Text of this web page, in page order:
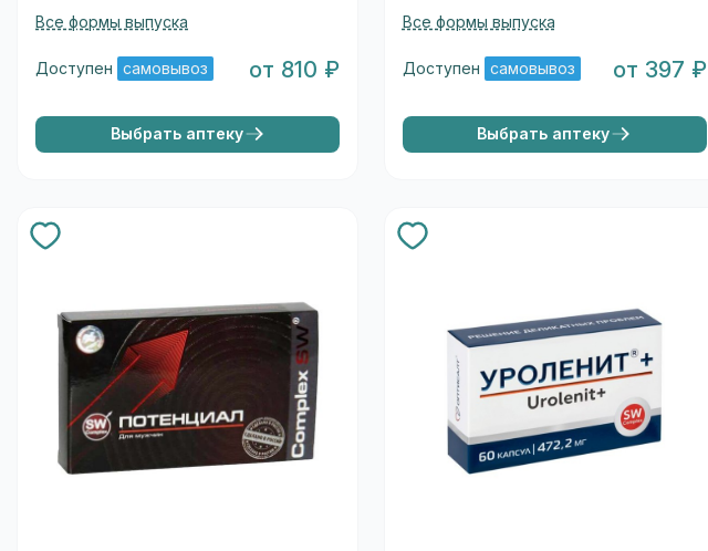
Все формы выпуска
Доступен самовывоз от 810 ₽
Выбрать аптеку
Все формы выпуска
Доступен самовывоз от 397 ₽
Выбрать аптеку